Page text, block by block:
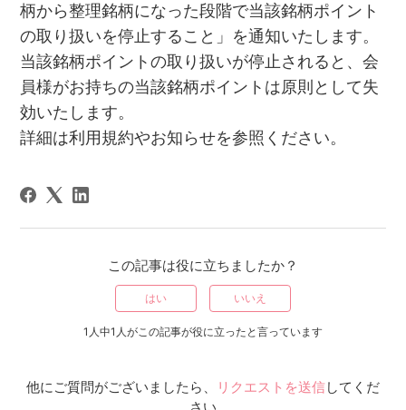
柄から整理銘柄になった段階で当該銘柄ポイント
の取り扱いを停止すること」を通知いたします。
当該銘柄ポイントの取り扱いが停止されると、会
員様がお持ちの当該銘柄ポイントは原則として失
効いたします。
詳細は利用規約やお知らせを参照ください。
この記事は役に立ちましたか？
はい いいえ
1人中1人がこの記事が役に立ったと言っています
他にご質問がございましたら、 リクエストを送信してくだ